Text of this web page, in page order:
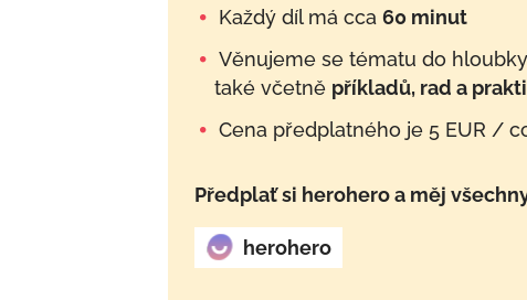
Každý díl má cca 60 minut
Věnujeme se tématu do
také včetně příkladů, rad a
Cena předplatného je 5 EUR /
Předplať si herohero a měj
herohero